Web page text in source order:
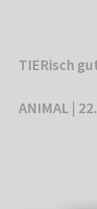
TIERisch
ANIMAL |